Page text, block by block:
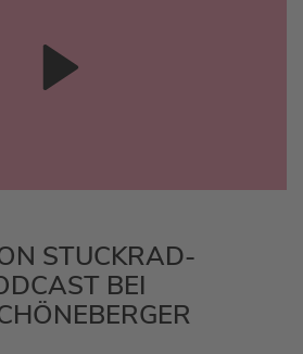
STUCKRAD-
BEI